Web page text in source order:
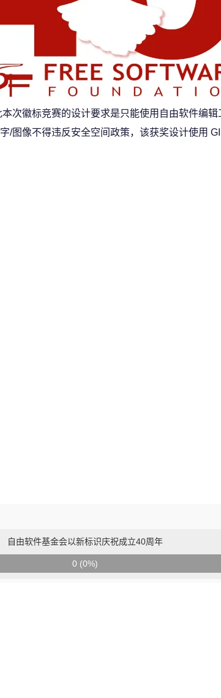
次徽标竞赛的设计要求是只能使用自由软件编
/图像不得违反安全空间政策，该获奖设计使用
自由软件基金会以新标识庆祝成立40周年
0 (0%)